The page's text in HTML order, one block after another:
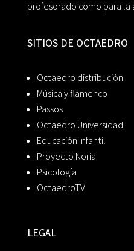
profesorado como para
SITIOS DE OCTAEDRO
Octaedro distribución
Música y flamenco
Passos
Octaedro Universidad
Educación Infantil
Proyecto Noria
Psicología
OctaedroTV
LEGAL